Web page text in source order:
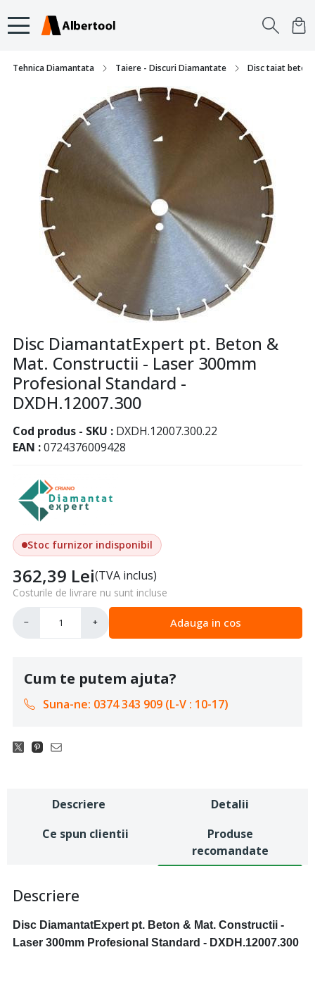
Tehnica Diamantata Taiere - Discuri Diamantate Disc taiat beton
Disc DiamantatExpert pt. Beton &
Mat. Constructii - Laser 300mm
Profesional Standard -
DXDH.12007.300
Cod produs - SKU
DXDH.12007.300.22
EAN 0724376009428
Stoc furnizor indisponibil
362,39 Lei(TVA inclus)
Costurile de livrare nu sunt incluse
− + Adauga in cos
Cum te putem ajuta?
Suna-ne: 0374 343 909 (L-V : 10-17)
Descriere
Detalii
Ce spun clientii
Produse
recomandate
Descriere
Disc DiamantatExpert pt. Beton & Mat. Constructii -
Laser 300mm Profesional Standard - DXDH.12007.300